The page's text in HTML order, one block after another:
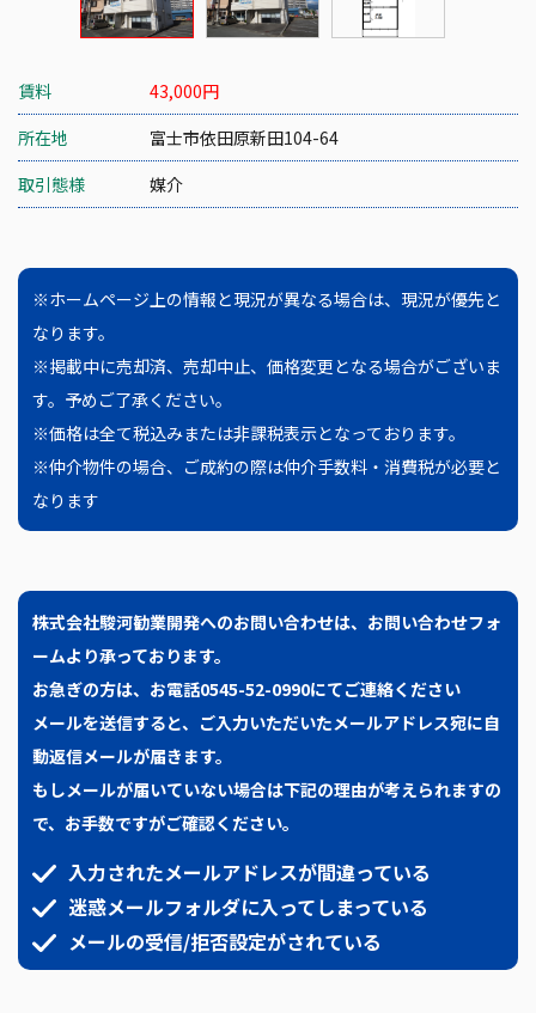
賃料 43,000円
所在地
富士市依田原新田104-64
取引態様
媒介
※ホームページ上の情報と現況が異なる場合は、現況が優先と
なります。
※掲載中に売却済、売却中止、価格変更となる場合がございま
す。予めご了承ください。
※価格は全て税込みまたは非課税表示となっております。
※仲介物件の場合、ご成約の際は仲介手数料・消費税が必要と
なります
株式会社駿河勧業開発へのお問い合わせは、 お問い合わせフォ
ームより承っております。
お急ぎの方は、お電話0545-52-0990にてご連絡ください
メールを送信すると、ご入力いただいたメールアドレス宛に自
動返信メールが届きます。
もしメールが届いていない場合は下記の理由が考えられますの
で、お手数ですがご確認ください。
入力されたメールアドレスが間違っている
迷惑メールフォルダに入ってしまっている
メールの受信/拒否設定がされている